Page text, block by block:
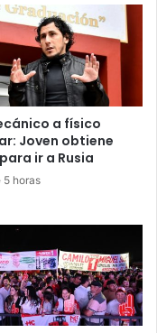
a físico
Joven obtiene
ir a Rusia
5 horas